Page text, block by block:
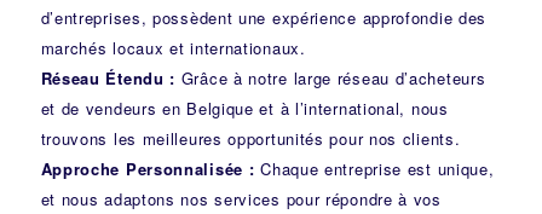
d’entreprises, possèdent une expérience approfondie des
marchés locaux et internationaux.
Réseau Étendu : Grâce à notre large réseau d’acheteurs
et de vendeurs en Belgique et à l’international, nous
trouvons les meilleures opportunités pour nos clients.
Approche Personnalisée : Chaque entreprise est unique,
et nous adaptons nos services pour répondre à vos